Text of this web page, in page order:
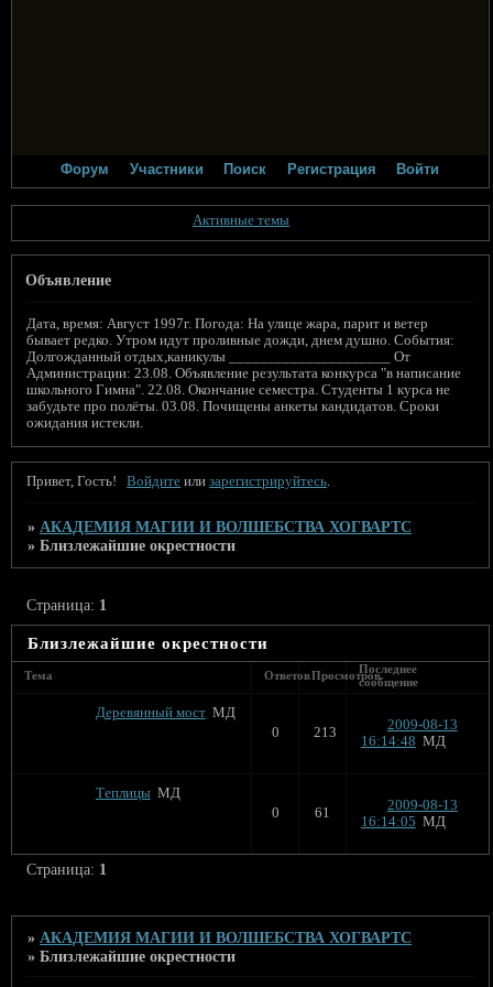
Форум Участники Поиск Регистрация Войти
Активные темы
Объявление
Дата, время: Август 1997г. Погода: На улице жара, парит и ветер
бывает редко. Утром идут проливные дожди, днем душно. События:
Долгожданный отдых,каникулы _____________________ От
Администрации: 23.08. Объявление результата конкурса "в написание
школьного Гимна". 22.08. Окончание семестра. Студенты 1 курса не
забудьте про полёты. 03.08. Почищены анкеты кандидатов. Сроки
ожидания истекли.
Привет, Гость! Войдите илизарегистрируйтесь.
» АКАДЕМИЯ МАГИИ И ВОЛШЕБСТВА ХОГВАРТС
»Близлежайшие окрестности
Близлежайшие окрестности
Страница: 1
Тема ОтветовПросмотровПоследнее
сообщение
Деревянный мост МД
0
213
2009-08-13
16:14:48 МД
Теплицы МД
0
61
2009-08-13
16:14:05 МД
Страница: 1
»АКАДЕМИЯ МАГИИ И ВОЛШЕБСТВА ХОГВАРТС
»Близлежайшие окрестности